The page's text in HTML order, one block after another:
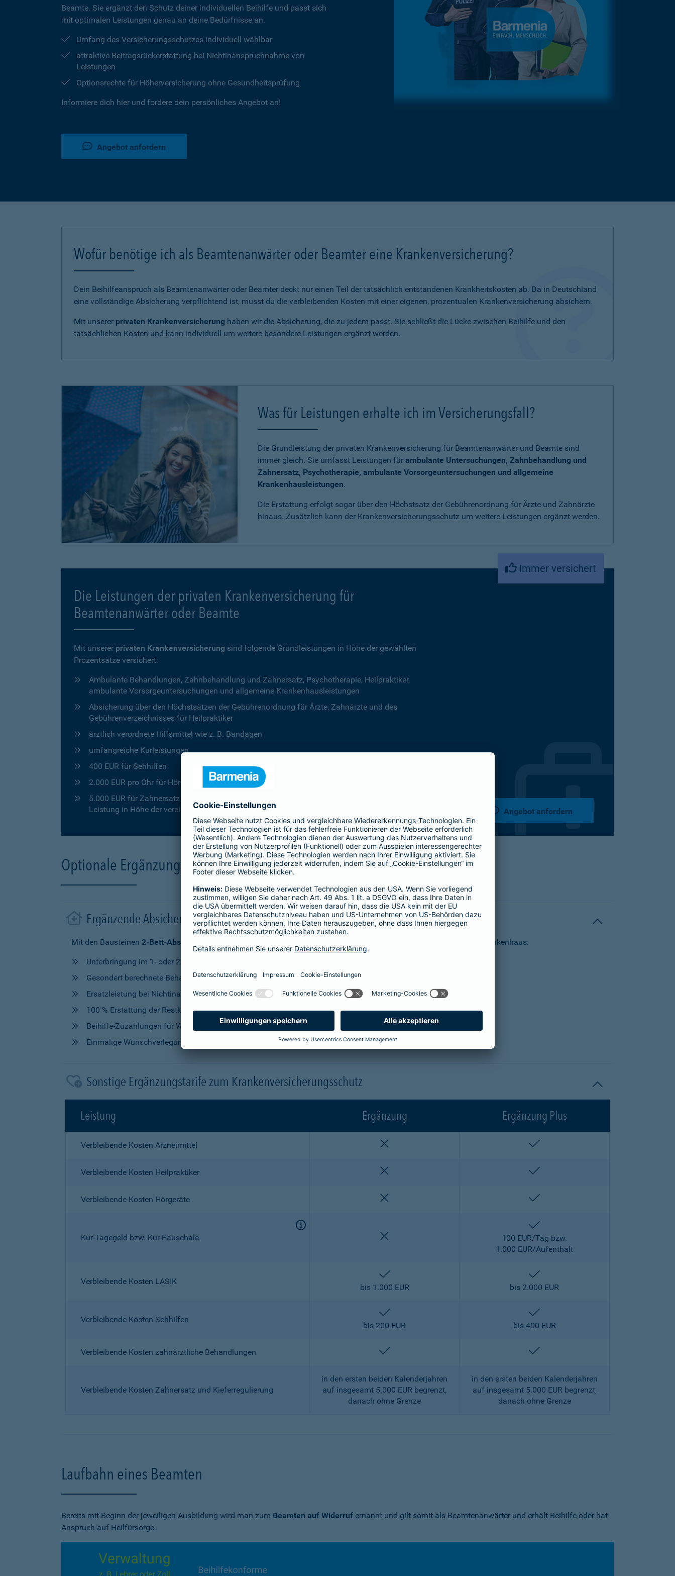
Beamte. Sie ergänzt den Schutz deiner individuellen Beihilfe und passt sich
mit optimalen Leistungen genau an deine Bedürfnisse an.
Umfang des Versicherungsschutzes individuell wählbar
attraktive Beitragsrückerstattung bei Nichtinanspruchnahme von
Leistungen
Optionsrechte für Höherversicherung ohne Gesundheitsprüfung
Informiere dich hier und fordere dein persönliches Angebot an!
Angebot anfordern
Wofür benötige ich als Beamtenanwärter oder Beamter eine Krankenversicherung?
Dein Beihilfeanspruch als Beamtenanwärter oder Beamter deckt nur einen Teil der tatsächlich entstandenen Krankheitskosten ab. Da in Deutschland
eine vollständige Absicherung verpflichtend ist, musst du die verbleibenden Kosten mit einer eigenen, prozentualen Krankenversicherung absichern.
Mit unserer privaten Krankenversicherung haben wir die Absicherung, die zu jedem passt. Sie schließt die Lücke zwischen Beihilfe und den
tatsächlichen Kosten und kann individuell um weitere besondere Leistungen ergänzt werden.
Was für Leistungen erhalte ich im Versicherungsfall?
Die Grundleistung der privaten Krankenversicherung für Beamtenanwärter und Beamte sind
immer gleich. Sie umfasst Leistungen für ambulante Untersuchungen, Zahnbehandlung und
Zahnersatz, Psychotherapie, ambulante Vorsorgeuntersuchungen und allgemeine
Krankenhausleistungen.
Die Erstattung erfolgt sogar über den Höchstsatz der Gebührenordnung für Ärzte und Zahnärzte
hinaus. Zusätzlich kann der Krankenversicherungsschutz um weitere Leistungen ergänzt werden.
Immer versichert
Die Leistungen der privaten Krankenversicherung für
Beamtenanwärter oder Beamte
Mit unserer privaten Krankenversicherung sind folgende Grundleistungen in Höhe der gewählten
Prozentsätze versichert:
Ambulante Behandlungen, Zahnbehandlung und Zahnersatz, Psychotherapie, Heilpraktiker,
ambulante Vorsorgeuntersuchungen und allgemeine Krankenhausleistungen
Absicherung über den Höchstsätzen der Gebührenordnung für Ärzte, Zahnärzte und des
Gebührenverzeichnisses für Heilpraktiker
ärztlich verordnete Hilfsmittel wie z. B. Bandagen
umfangreiche Kurleistungen
400 EUR für Sehhilfen
2.000 EUR pro Ohr für Hörgeräte
5.000 EUR für Zahnersatz in den ersten beiden Kalenderjahren, ab dem dritten Jahr ist die
Leistung in Höhe der vereinbarten Prozentstufe unbegrenzt
Angebot anfordern
Optionale Ergänzungen für deine Krankenversicherung
Ergänzende Absicherung im Krankenhaus
Mit den Bausteinen 2-Bett-Absicherung sicherst du dir zusätzlich folgende Leistungen im Krankenhaus:
Unterbringung im 1- oder 2-Bettzimmer (je nach gewähltem Baustein)
Gesondert berechnete Behandlung durch einen Arzt oder eine Ärztin der Wahl ("Chefarztbehandlung")
Ersatzleistung bei Nichtinanspruchnahme der Wahlleistungen
100 % Erstattung der Restkosten, nach Vorleistung der Beihilfe
Beihilfe-Zuzahlungen für Wahlleistungen
Einmalige Wunschverlegung
Sonstige Ergänzungstarife zum Krankenversicherungsschutz
Leistung Ergänzung Ergänzung Plus
Verbleibende Kosten Arzneimittel
Verbleibende Kosten Heilpraktiker
Verbleibende Kosten Hörgeräte
Kur-Tagegeld bzw. Kur-Pauschale
100 EUR/Tag bzw.
1.000 EUR/Aufenthalt
Verbleibende Kosten LASIK
enthalten
bis 1.000 EUR
bis 2.000 EUR
Verbleibende Kosten Sehhilfen
enthalten
bis 200 EUR
bis 400 EUR
Verbleibende Kosten zahnärztliche Behandlungen enthalten
Verbleibende Kosten Zahnersatz und Kieferregulierung
in den ersten beiden Kalenderjahren
auf insgesamt 5.000 EUR begrenzt,
danach ohne Grenze
in den ersten beiden Kalenderjahren
auf insgesamt 5.000 EUR begrenzt,
danach ohne Grenze
Laufbahn eines Beamten
Bereits mit Beginn der jeweiligen Ausbildung wird man zum Beamten auf Widerruf ernannt und gilt somit als Beamtenanwärter und erhält Beihilfe oder hat
Anspruch auf Heilfürsorge.